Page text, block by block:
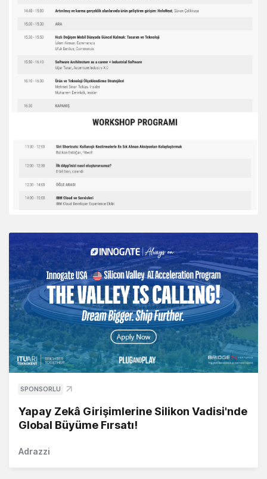
SPONSORLU
Yapay Zekâ Girişimlerine Silikon Vadisi'nde
Global Büyüme Fırsatı!
Adrazzi